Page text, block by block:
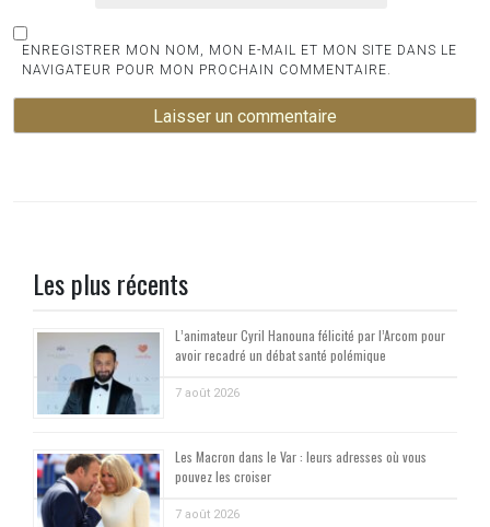
ENREGISTRER MON NOM, MON E-MAIL ET MON SITE DANS LE
NAVIGATEUR POUR MON PROCHAIN COMMENTAIRE.
Les plus récents
L’animateur Cyril Hanouna félicité par l’Arcom pour
avoir recadré un débat santé polémique
7 août 2026
Les Macron dans le Var : leurs adresses où vous
pouvez les croiser
7 août 2026